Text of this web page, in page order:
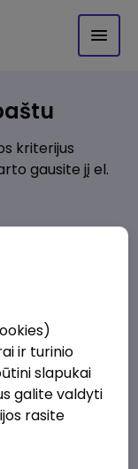
kriterijus
gausite jį el.
ir turinio
slapukai
galite valdyti
rasite